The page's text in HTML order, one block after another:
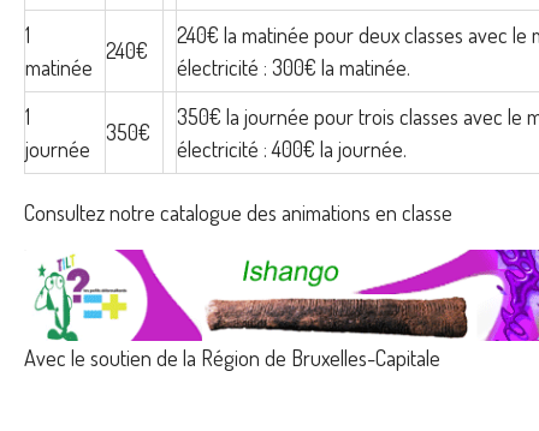
1
matinée
240€
240€ la matinée pour deux classes avec le
électricité : 300€ la matinée.
1
journée
350€
350€ la journée pour trois classes avec le
électricité : 400€ la journée.
Consultez notre catalogue des animations en classe
Avec le soutien de la Région de Bruxelles-Capitale